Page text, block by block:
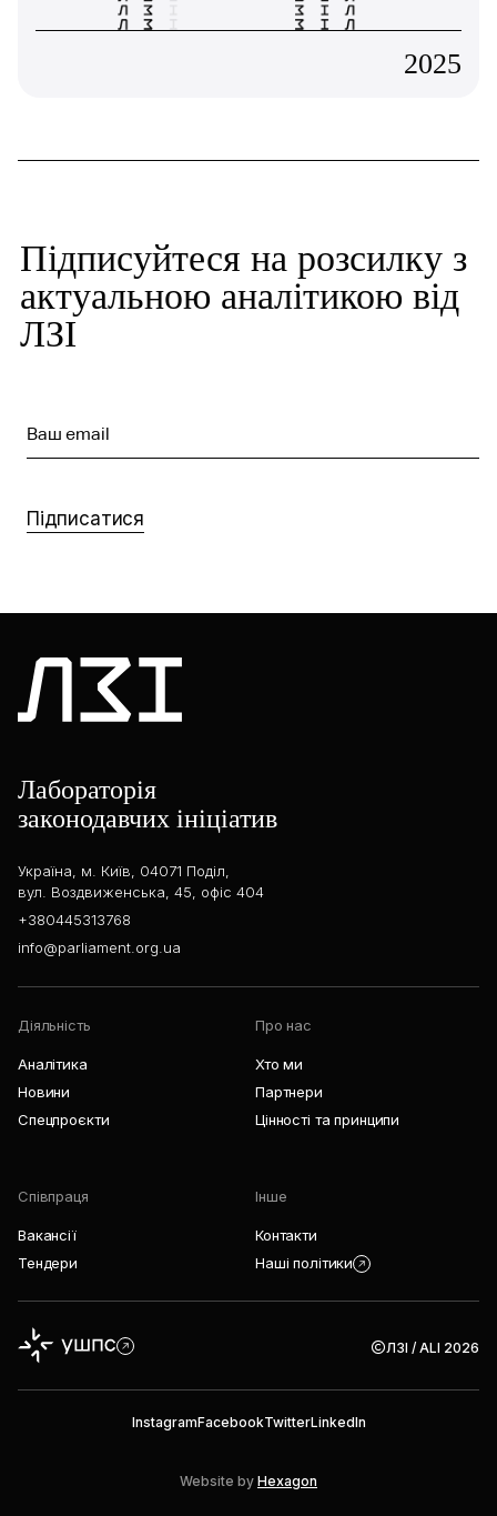
2025
Підписуйтеся на розсилку з
актуальною аналітикою від
ЛЗІ
Ваш email
Підписатися
Лабораторія
законодавчих ініціатив
Україна, м. Київ, 04071 Поділ,
вул. Воздвиженська, 45, офіс 404
+380445313768
info@parliament.org.ua
Діяльність
Аналітика
Новини
Спецпроєкти
Про нас
Хто ми
Партнери
Цінності та принципи
Співпраця
Вакансії
Тендери
Інше
Контакти
Наші політики
ЛЗІ / ALI 2026
InstagramFacebookTwitterLinkedIn
Website by Hexagon